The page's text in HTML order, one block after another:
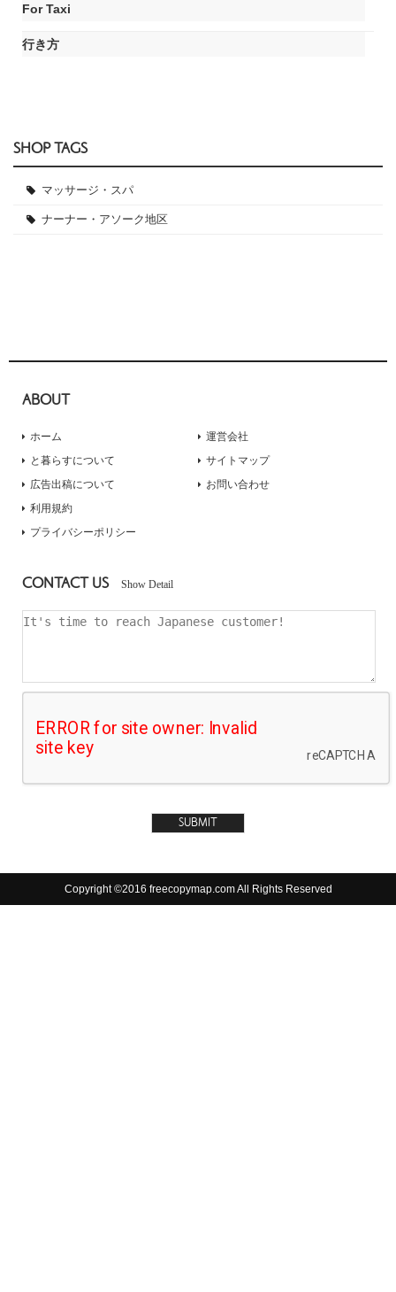
For Taxi
行き方
SHOP TAGS
マッサージ・スパ
ナーナー・アソーク地区
ABOUT
ホーム
と暮らすについて
広告出稿について
運営会社
サイトマップ
お問い合わせ
利用規約
プライバシーポリシー
CONTACT US Show Detail
Copyright ©2016 freecopymap.com All Rights Reserved